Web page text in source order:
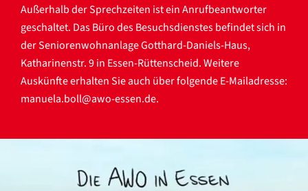
Außerhalb der Sprechzeiten ist ein Anrufbeantworter
geschaltet. Das Büro des Besuchsdienstes befindet sich in
der Seniorenwohnanlage Gotthard-Daniels-Haus,
Katharinenstr. 9 in Essen-Rüttenscheid. Weitere
Auskünfte erhalten Sie auch über folgende E-Mailadresse:
manuela.boll@awo-essen.de.